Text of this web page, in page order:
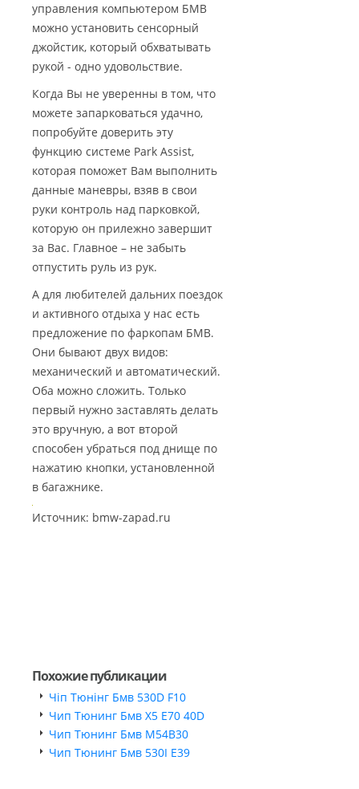
управления компьютером БМВ
можно установить сенсорный
джойстик, который обхватывать
рукой - одно удовольствие.
Когда Вы не уверенны в том, что
можете запарковаться удачно,
попробуйте доверить эту
функцию системе Park Assist,
которая поможет Вам выполнить
данные маневры, взяв в свои
руки контроль над парковкой,
которую он прилежно завершит
за Вас. Главное – не забыть
отпустить руль из рук.
А для любителей дальних поездок
и активного отдыха у нас есть
предложение по фаркопам БМВ.
Они бывают двух видов:
механический и автоматический.
Оба можно сложить. Только
первый нужно заставлять делать
это вручную, а вот второй
способен убраться под днище по
нажатию кнопки, установленной
в багажнике.
Источник: bmw-zapad.ru
Похожие публикации
Чіп Тюнінг Бмв 530D F10
Чип Тюнинг Бмв Х5 Е70 40D
Чип Тюнинг Бмв М54В30
Чип Тюнинг Бмв 530I Е39